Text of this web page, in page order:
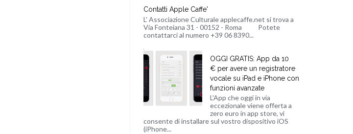
Contatti Apple Caffe'
L' Associazione Culturale applecaffe.net si trova a
Via Fonteiana 31 - 00152 - Roma Potete
contattarci al numero +39 06 8390...
OGGI GRATIS: App da 10
€ per avere un registratore
vocale su iPad e iPhone con
funzioni avanzate
L'App che oggi in via
eccezionale viene offerta a
zero euro in app store, vi
consente di installare sul vostro dispositivo iOS
(iPhone...